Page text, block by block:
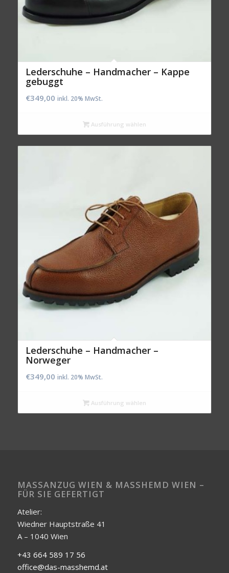
Lederschuhe – Handmacher – Kappe
gebuggt
€349,00 inkl. 20% MwSt.
Ausführung wählen
Lederschuhe – Handmacher –
Norweger
€349,00 inkl. 20% MwSt.
Ausführung wählen
MASSANZUG WIEN & MASSHEMD WIEN – FÜ
R SIE GEFERTIGT
Atelier:
Wiedner Hauptstraße 41
A – 1040 Wien
+43 664 589 17 56
office@das-masshemd.at